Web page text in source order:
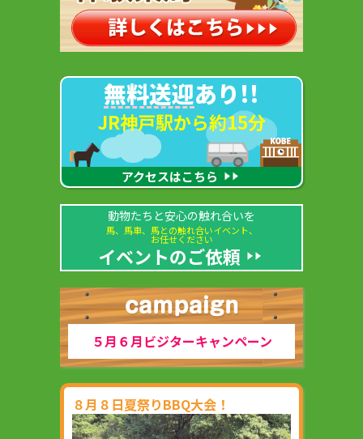
無料送迎あり!!
JR神戸駅から約15分
アクセスはこちら
動物たちと安心の触れ合いを
馬、馬車、馬との触れ合いイベント、
お任せください
イベントのご依頼
５月６月ビジターキャンペーン
８月８日夏祭りBBQ大会！